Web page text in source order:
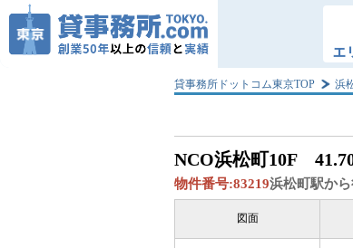
エ
貸事務所ドットコム東京TOP 浜
NCO浜松町10F
物件番号:83219浜松町駅か
図面